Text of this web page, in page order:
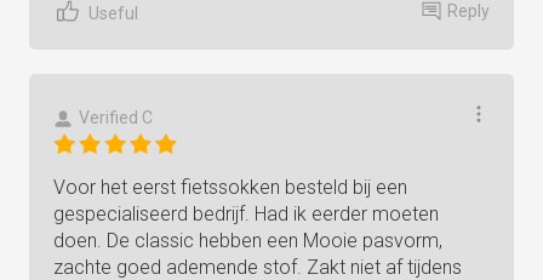
Useful Reply
Verified C
Voor het eerst fietssokken besteld bij een
gespecialiseerd bedrijf. Had ik eerder moeten
doen. De classic hebben een Mooie pasvorm,
zachte goed ademende stof. Zakt niet af tijdens